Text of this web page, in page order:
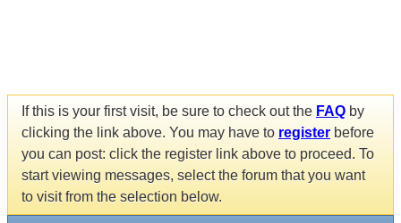
If this is your first visit, be sure to check out the FAQ by
clicking the link above. You may have to register before
you can post: click the register link above to proceed. To
start viewing messages, select the forum that you want
to visit from the selection below.